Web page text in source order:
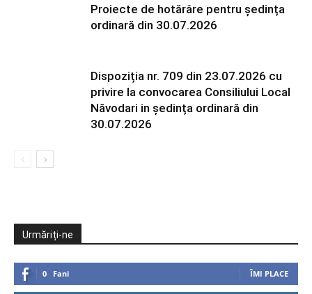
Proiecte de hotărâre pentru ședința
ordinară din 30.07.2026
Dispoziția nr. 709 din 23.07.2026 cu
privire la convocarea Consiliului Local
Năvodari in ședința ordinară din
30.07.2026
Urmăriți-ne
0 Fani ÎMI PLACE